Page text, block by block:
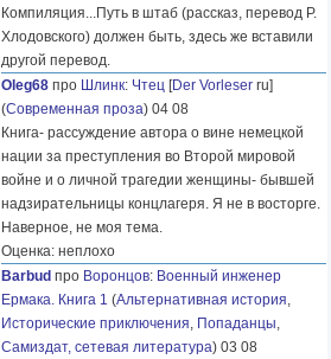
Компиляция...Путь в штаб (рассказ, перевод Р.
Хлодовского) должен быть, здесь же вставили
другой перевод.
Oleg68 про Шлинк: Чтец [Der Vorleser ru]
(Современная проза) 04 08
Книга- рассуждение автора о вине немецкой
нации за преступления во Второй мировой
войне и о личной трагедии женщины- бывшей
надзирательницы концлагеря. Я не в восторге.
Наверное, не моя тема.
Оценка: неплохо
Barbud про Воронцов: Военный инженер
Ермака. Книга 1 (Альтернативная история,
Исторические приключения, Попаданцы,
Самиздат, сетевая литература) 03 08